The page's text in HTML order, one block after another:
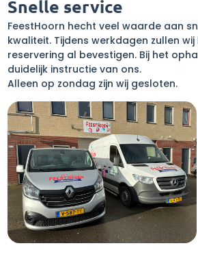
Snelle service
FeestHoorn hecht veel waarde aan
kwaliteit. Tijdens werkdagen zullen
reservering al bevestigen. Bij het
duidelijk instructie van ons.
Alleen op zondag zijn wij gesloten.